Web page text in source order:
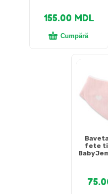
155.00 MDL
Cumpără
fete